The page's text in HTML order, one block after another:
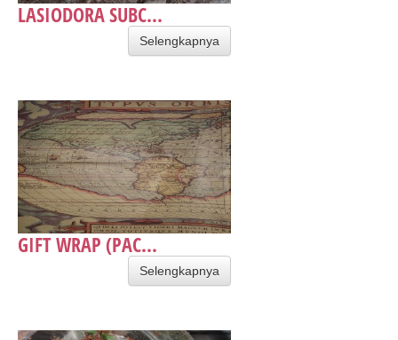
LASIODORA SUBC...
Selengkapnya
GIFT WRAP (PAC...
Selengkapnya